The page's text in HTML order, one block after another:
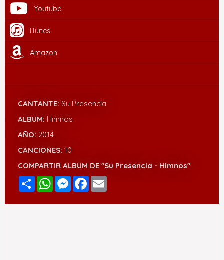
Youtube
iTunes
Amazon
CANTANTE: Su Presencia
ALBUM: Himnos
AÑO: 2014
CANCIONES: 10
COMPARTIR ALBUM DE "Su Presencia - Himnos"
Compartir
WhatsAppMessenger
Facebook